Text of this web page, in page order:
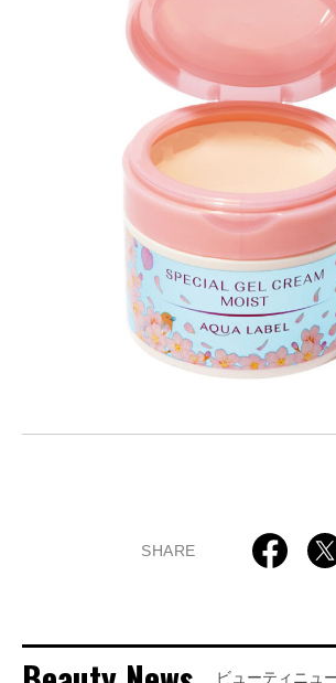
SHARE
ビューティニュ